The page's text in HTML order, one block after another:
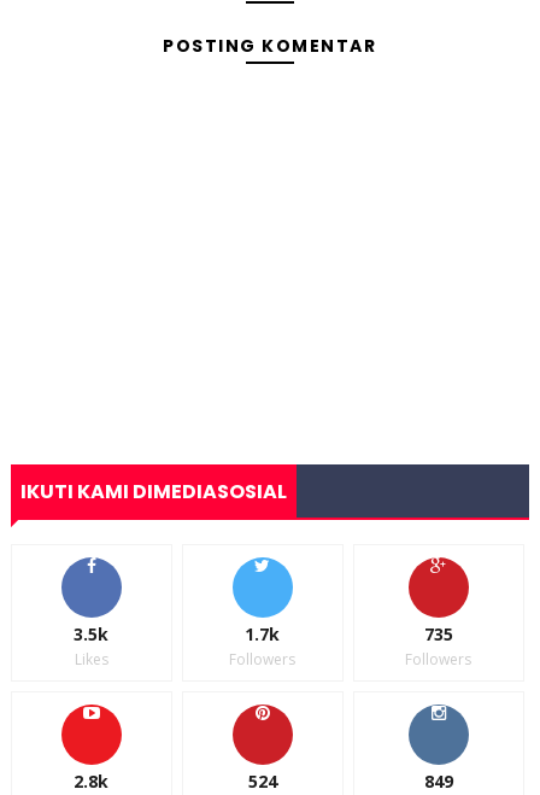
POSTING KOMENTAR
IKUTI KAMI DIMEDIASOSIAL
3.5k
Likes
1.7k
Followers
735
Followers
2.8k 524 849